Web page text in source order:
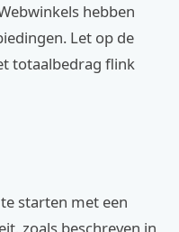
hebben
Let op de
totaalbedrag flink
starten met een